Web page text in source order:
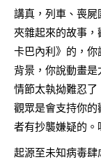
講真，列車、喪
夾雜起來的故事，
卡巴內利 》的，你
背景，你說動畫
情節太執拗難忍
觀眾是會支持你的
者有抄襲嫌疑的。
起源至未知病毒肆